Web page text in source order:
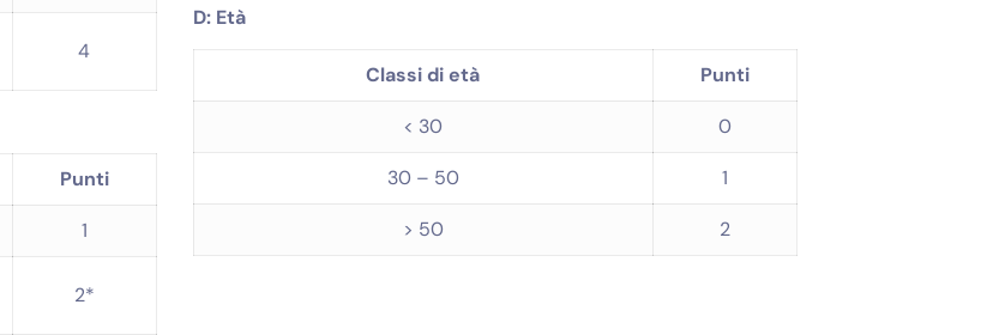
4
Punti
1
2*
D: Età
Classi di età Punti
< 30 0
30 – 50 1
> 50 2